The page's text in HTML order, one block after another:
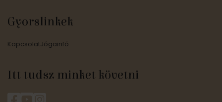
Gyorslinkek
KapcsolatJógainfó
Itt tudsz minket követni